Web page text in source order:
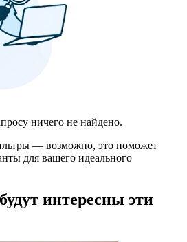
ничего не найдено.
— возможно, это поможет
для вашего идеального
интересны эти